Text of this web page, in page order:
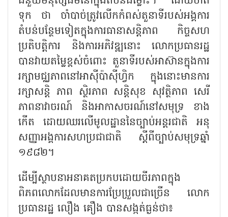
ទុក ថា ចាំបាច់ត្រូវលើកកំពស់តួនាទីរបស់អង្គការ
តំបន់បន្ថែមទៀតក្នុងការធានាសន្តិភាព កិច្ចសហ
ប្រតិបត្តិការ និងការអភិវឌ្ឍនោះ លោកប្រធានរដ្ឋ
បានវាយតម្លៃខ្ពស់ចំពោះ តួនាទីរបស់អាស៊ានក្នុងការ
រក្សាមជ្ឈភាពនៅអាស៊ីប៉ាស៊ីហ្វិក ក្នុងនោះមានការ
រក្សាសន្តិ ភាព ស្ថិរភាព សន្តិសុខ សុវត្ថិភាព សេរី
ភាពនាវាចរណ៍ និងអាកាសចរណ៍នៅសមុទ្រ ខាង
កើត ដោយឈរលើមូលដ្ឋាននៃច្បាប់អន្តរជាតិ អនុ
សញ្ញាអង្គការសហប្រជាជាតិ ស្តីពីច្បាប់សមុទ្រឆ្នាំ
១៩៨២។
ដើម្បីស្ថាបនាអនាគតប្រកបដោយចីរភាពក្នុង
ពិភពលោកដែលមានការប្រែប្រួលជាច្រើន លោក
ប្រធានរដ្ឋ លឿង គឿង បានសង្កត់ធ្ងន់ថា៖